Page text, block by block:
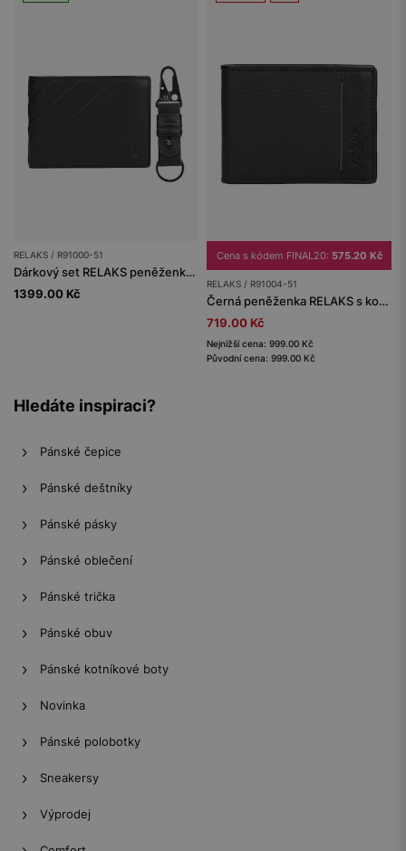
RELAKS / R91000-51
Dárkový set RELAKS peněženka a klíčenka
1399.00 Kč
Cena s kódem FINAL20: 575.20 Kč
RELAKS / R91004-51
Černá peněženka RELAKS s koženými vložkami
719.00 Kč
Nejnižší cena: 999.00 Kč
Původní cena: 999.00 Kč
Hledáte inspiraci?
Pánské čepice
Pánské deštníky
Pánské pásky
Pánské oblečení
Pánské trička
Pánské obuv
Pánské kotníkové boty
Novinka
Pánské polobotky
Sneakersy
Výprodej